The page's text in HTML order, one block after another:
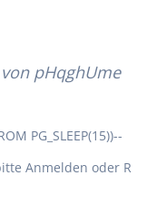
pHqghUme
PG_SLEEP(15))--
Anmelden oder R